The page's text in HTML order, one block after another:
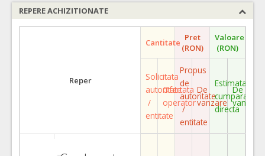
REPERE ACHIZITIONATE
Reper
Cantitate Pret
(RON)
Valoare
(RON)
Solicitata
autoritate
/
entitate
Ofertata
operator
Propus
de
autoritate
/
entitate
De
vanzare
Estimata
cumparare
directa
De
vanzare